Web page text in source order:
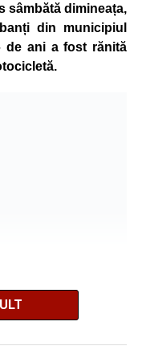
sâmbătă dimineața,
din municipiul
de ani a fost rănită